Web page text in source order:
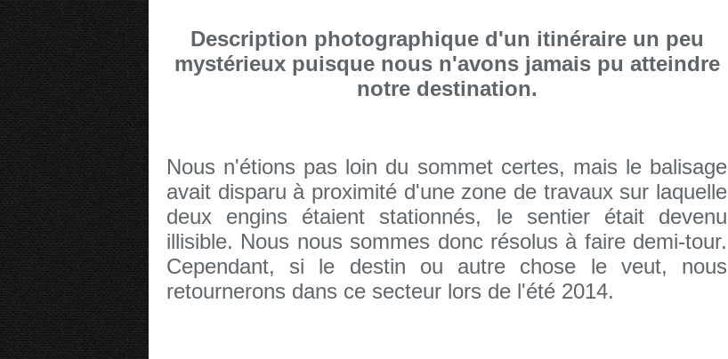
Description photographique d'un itinéraire un peu
mystérieux puisque nous n'avons jamais pu atteindre
notre destination.
Nous n'étions pas loin du sommet certes, mais le balisage
avait disparu à proximité d'une zone de travaux sur laquelle
deux engins étaient stationnés, le sentier était devenu
illisible. Nous nous sommes donc résolus à faire demi-tour.
Cependant, si le destin ou autre chose le veut, nous
retournerons dans ce secteur lors de l'été 2014.